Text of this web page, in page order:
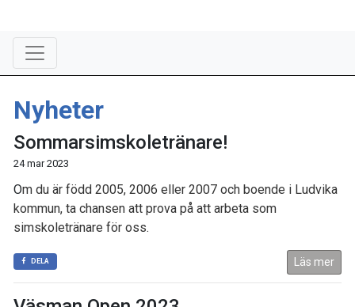
Nyheter
Sommarsimskoletränare!
24 mar 2023
Om du är född 2005, 2006 eller 2007 och boende i Ludvika
kommun, ta chansen att prova på att arbeta som
simskoletränare för oss.
DELA Läs mer